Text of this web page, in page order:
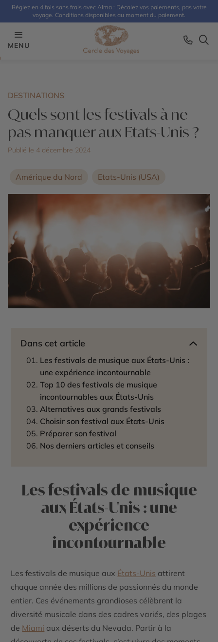
Réglez en 4 fois sans frais avec Alma : Décalez vos paiements, pas votre
voyage. Conditions disponibles au moment du paiement.
MENU
DESTINATIONS
Quels sont les festivals à ne
pas manquer aux Etats-Unis ?
Publié le 4 décembre 2024
Amérique du Nord Etats-Unis (USA)
Dans cet article
Les festivals de musique aux États-Unis :
une expérience incontournable
Top 10 des festivals de musique
incontournables aux États-Unis
Alternatives aux grands festivals
Choisir son festival aux États-Unis
Préparer son festival
Nos derniers articles et conseils
Les festivals de musique
aux États-Unis : une
expérience
incontournable
Les festivals de musique aux États-Unis attirent
chaque année des millions de passionnés du monde
entier. Ces événements grandioses célèbrent la
diversité musicale dans des cadres variés, des plages
de Miami aux déserts du Nevada. Partir à la